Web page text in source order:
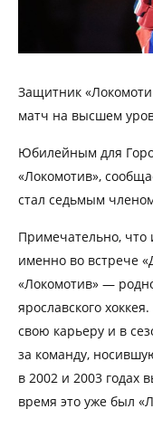
Защитник
матч на высшем
Юбилейным для
«Локомотив»,
стал седьмым
Примечательно, что
именно во встрече
«Локомотив» —
ярославского
свою карьеру и в
за команду,
в 2002 и 2003 годах
время это уже был